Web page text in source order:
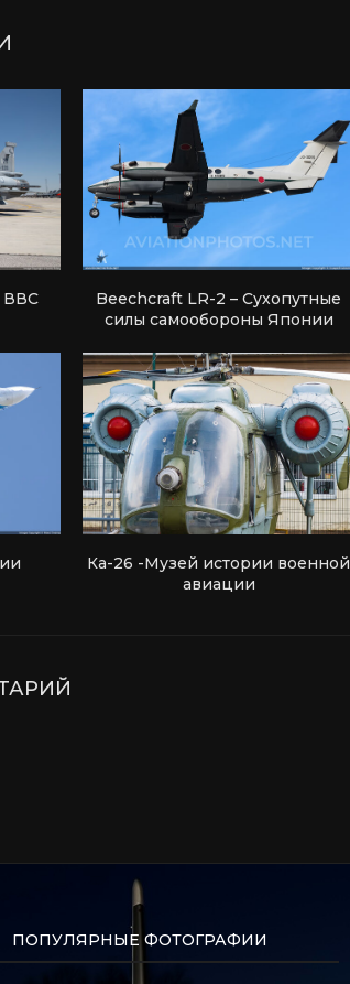
ВВС
Beechcraft LR-2 – Сухопутные
силы самообороны Японии
Ка-26 -Музей истории военной
авиации
ПОПУЛЯРНЫЕ ФОТОГРАФИИ